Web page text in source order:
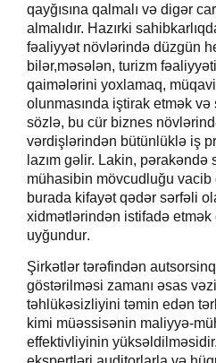
qayğısına qalmalı və digər
almalıdır. Hazırki
fəaliyyət növlərində düzgün
bilər,məsələn, turizm
qaimələrini yoxlamaq,
olunmasında iştirak etmək
sözlə, bu cür biznes
vərdişlərindən bütünlüklə iş
lazım gəlir. Lakin, pərakəndə
mühasibin mövcudluğu
burada kifayət qədər sərfəli
xidmətlərindən istifadə
uyğundur.
Şirkətlər tərəfindən
göstərilməsi zamanı əsas
təhlükəsizliyini təmin edən
kimi müəssisənin maliyyə-
effektivliyinin